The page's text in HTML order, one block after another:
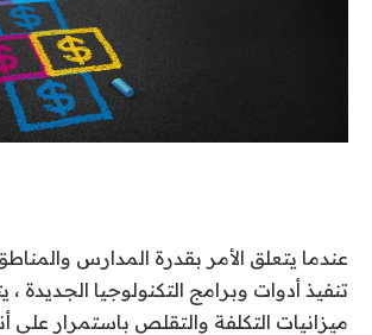
عندما يتعلق الأمر بقدرة المدارس
تنفيذ أدوات وبرامج التكنولوجيا الجديدة ،
ميزانيات التكلفة والتقلص باستمرار على